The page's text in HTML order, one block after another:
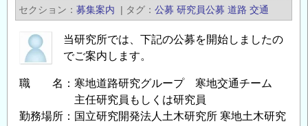
セクション
募集案内 | タグ 公募 研究員公募 道路 交通
当研究所では、下記の公募を開始しましたの
でご案内します。
職 名：寒地道路研究グループ 寒地交通チーム
主任研究員もしくは研究員
勤務場所：国立研究開発法人土木研究所 寒地土木研究